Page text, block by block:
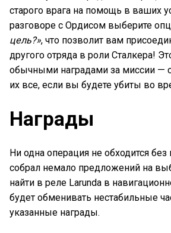
старого врага на помощь в ваших
разговоре с Ордисом выберите
цель?», что позволит вам
другого отряда в роли Сталкера!
обычными наградами за миссии —
их все, если вы будете убиты во
Награды
Ни одна операция не обходится
собрал немало предложений на
найти в реле Larunda в
будет обменивать нестабильные
указанные награды.